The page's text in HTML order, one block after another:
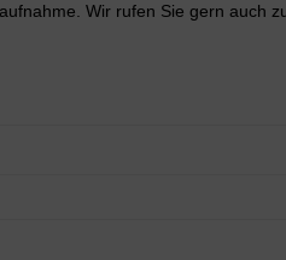
Wir rufen Sie gern auch